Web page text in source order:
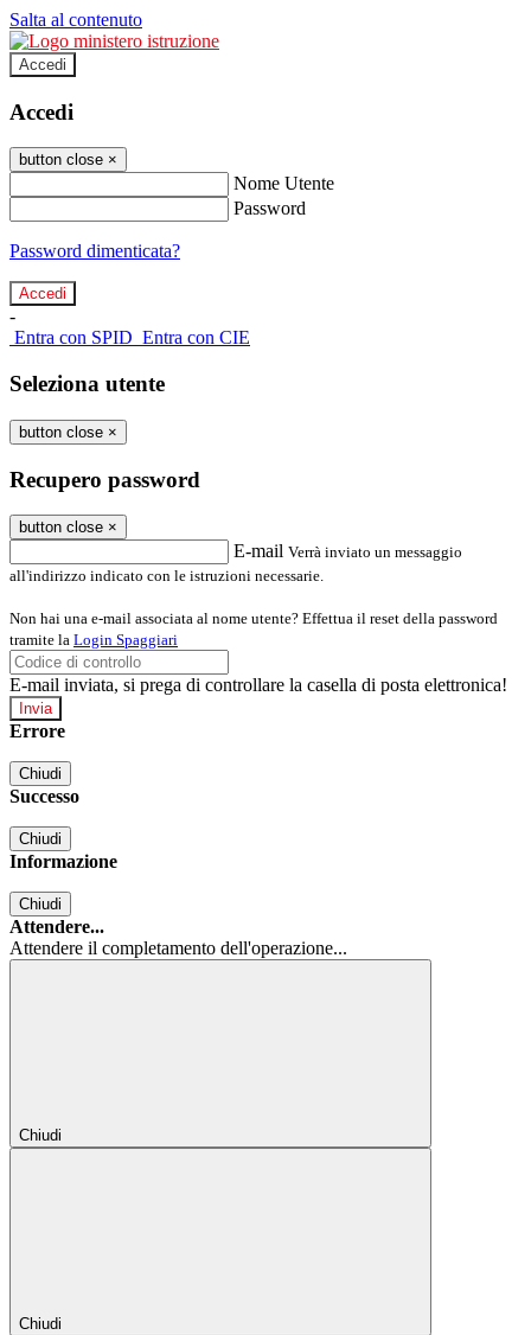
Salta al contenuto
Accedi
Accedi
button close ×
Nome Utente
Password
Password dimenticata?
-
Entra con SPID Entra con CIE
Seleziona utente
button close ×
Recupero password
button close ×
E-mail Verrà inviato un messaggio
all'indirizzo indicato con le istruzioni necessarie.
Non hai una e-mail associata al nome utente? Effettua il reset della password
tramite la Login Spaggiari
E-mail inviata, si prega di controllare la casella di posta elettronica!
Errore
Chiudi
Successo
Chiudi
Informazione
Chiudi
Attendere...
Attendere il completamento dell'operazione...
Chiudi
Chiudi